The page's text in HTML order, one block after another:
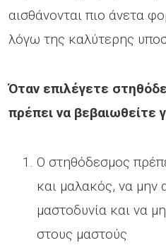
αισθάνονται πιο άνετα
λόγω της καλύτερης
Όταν επιλέγετε
πρέπει να βεβαιωθείτε
Ο στηθόδεσμος
και μαλακός, να μην
μαστοδυνία και να
στους μαστούς